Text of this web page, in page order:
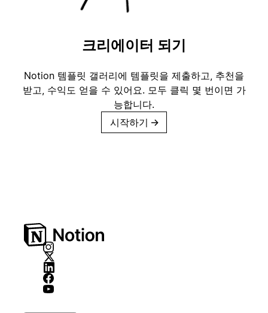
크리에이터 되기
Notion 템플릿 갤러리에 템플릿을 제출하고, 추천을
받고, 수익도 얻을 수 있어요. 모두 클릭 몇 번이면 가
능합니다.
시작하기 →